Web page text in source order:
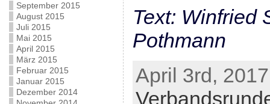
September 2015
August 2015
Juli 2015
Mai 2015
April 2015
März 2015
Februar 2015
Januar 2015
Dezember 2014
Text: Winfried
Pothmann
April 3rd,